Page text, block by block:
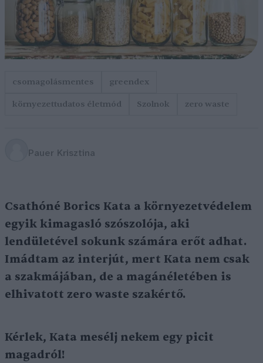
csomagolásmentes
greendex
környezettudatos életmód
Szolnok zero waste
Pauer Krisztina
Csathóné Borics Kata a környezetvédelem
egyik kimagasló szószolója, aki
lendületével sokunk számára erőt adhat.
Imádtam az interjút, mert Kata nem csak
a szakmájában, de a magánéletében is
elhivatott zero waste szakértő.
Kérlek, Kata mesélj nekem egy picit
magadról!